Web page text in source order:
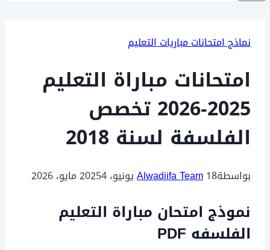
نماذج امتحانات مباريات التعليم
امتحانات مباراة التعليم
2025-2026 تخصص
الفلسفة لسنة 2018
بواسطة Alwadiifa Team18 يونيو، 2025 4 مايو، 2026
نموذج امتحان مباراة التعليم
الفلسفه PDF